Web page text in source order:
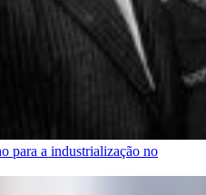
para a industrialização no